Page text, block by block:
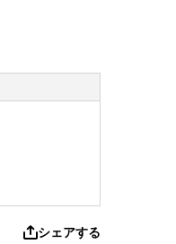
シェアする